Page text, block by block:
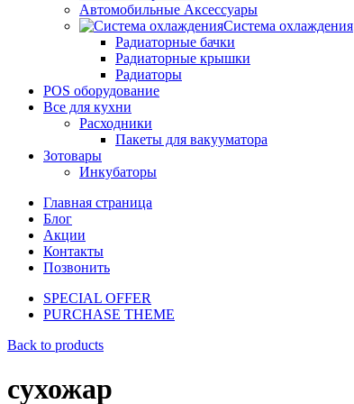
Автомобильные Аксессуары
Система охлаждения
Радиаторные бачки
Радиаторные крышки
Радиаторы
POS оборудование
Все для кухни
Расходники
Пакеты для вакууматора
Зотовары
Инкубаторы
Главная страница
Блог
Акции
Контакты
Позвонить
SPECIAL OFFER
PURCHASE THEME
Back to products
сухожар